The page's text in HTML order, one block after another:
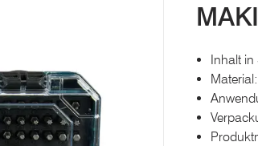
Link
auf
Inhalt in